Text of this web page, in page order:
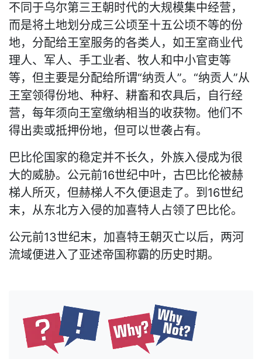
不同于乌尔第三王朝时代的大规模集中经营，
而是将土地划分成三公顷至十五公顷不等的份
地，分配给王室服务的各类人，如王室商业代
理人、军人、手工业者、牧人和中小官吏等
等，但主要是分配给所谓“纳贡人”。“纳贡人”从
王室领得份地、种籽、耕畜和农具后，自行经
营，每年须向王室缴纳相当的收获物。他们不
得出卖或抵押份地，但可以世袭占有。
巴比伦国家的稳定并不长久，外族入侵成为很
大的威胁。公元前16世纪中叶，古巴比伦被赫
梯人所灭，但赫梯人不久便退走了。到16世纪
末，从东北方入侵的加喜特人占领了巴比伦。
公元前13世纪末，加喜特王朝灭亡以后，两河
流域便进入了亚述帝国称霸的历史时期。